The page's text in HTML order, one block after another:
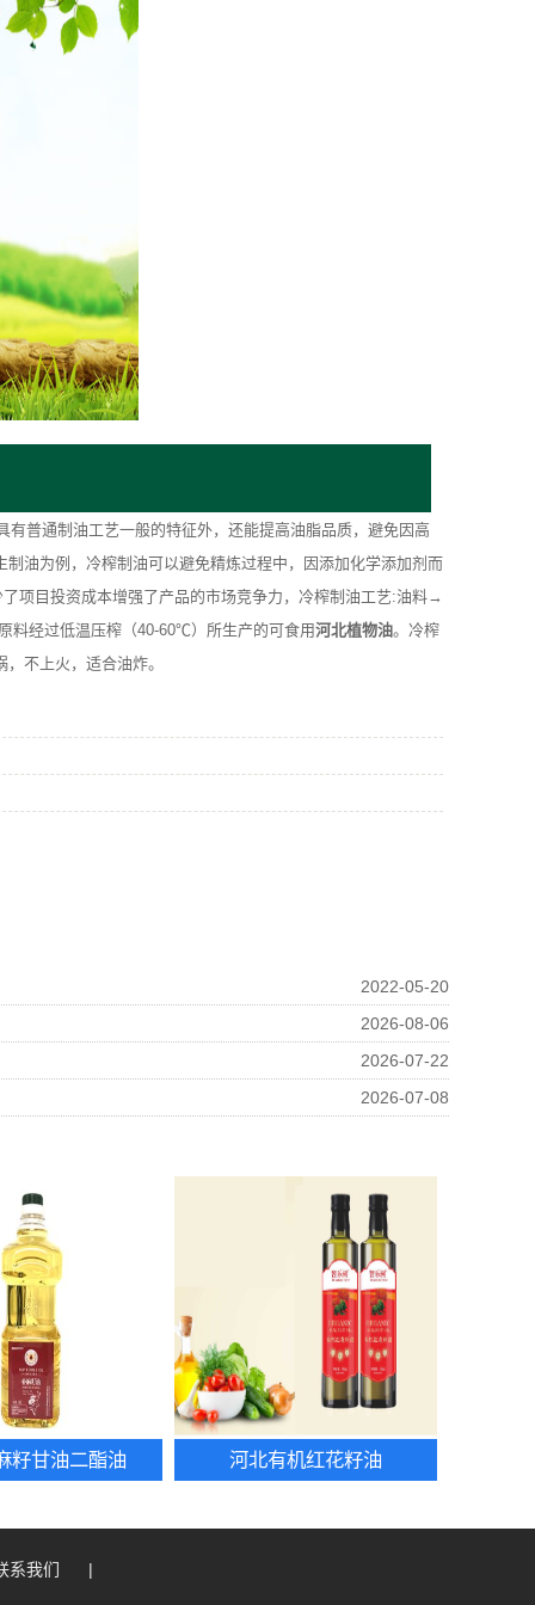
通制油工艺一般的特征外，还能提高油脂品质，避免因高
油为例，冷榨制油可以避免精炼过程中，因添加化学添加剂而
项目投资成本增强了产品的市场竞争力，冷榨制油工艺:油料→
料经过低温压榨（40-60℃）所生产的可食用河北植物油。冷榨
不上火，适合油炸。
2022-05-20
2026-08-06
2026-07-22
2026-07-08
籽甘油二酯油 河北有机红花籽油
系我们 |